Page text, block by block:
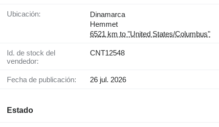
Ubicación:
Dinamarca
Hemmet
6521 km to "United States/Columbus"
Id. de stock del
vendedor:
CNT12548
Fecha de publicación: 26 jul. 2026
Estado